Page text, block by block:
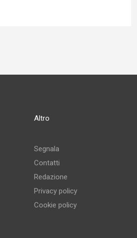
Altro
Segnala
Contatti
Redazione
Privacy policy
Cookie policy